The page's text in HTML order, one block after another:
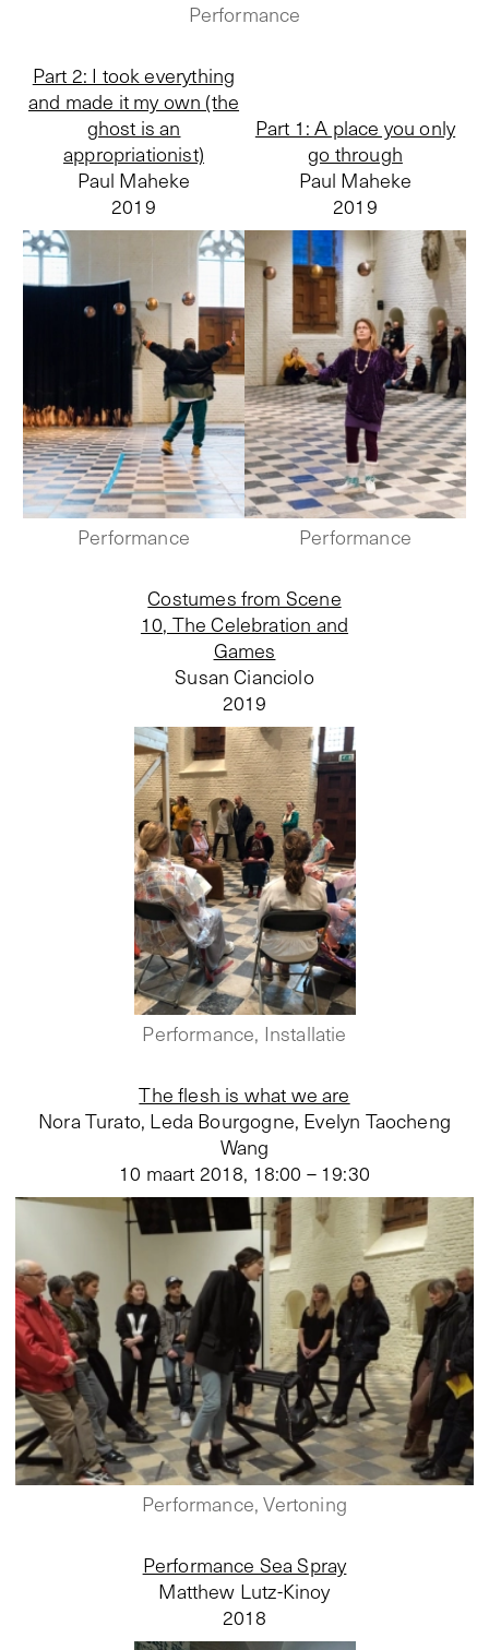
Performance
Part 2: I took everything
and made it my own (the
ghost is an
appropriationist)
Paul Maheke
2019
Performance
Part 1: A place you only
go through
Paul Maheke
2019
Performance
Costumes from Scene
10, The Celebration and
Games
Susan Cianciolo
2019
Performance, Installatie
The flesh is what we are
Nora Turato, Leda Bourgogne, Evelyn Taocheng
Wang
10 maart 2018, 18:00 – 19:30
Performance, Vertoning
Performance Sea Spray
Matthew Lutz-Kinoy
2018